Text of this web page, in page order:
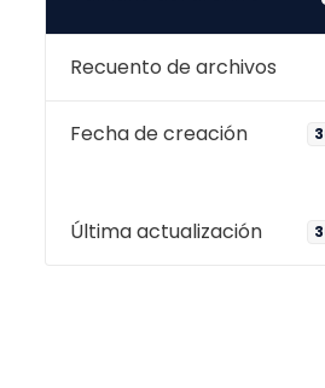
Recuento de archivos
Fecha de creación
Última actualización